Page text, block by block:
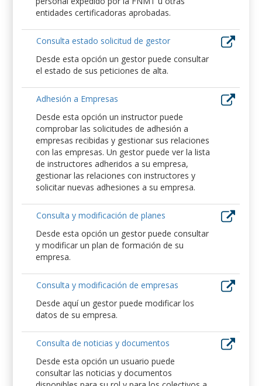
entidades certificadoras aprobadas.
Consulta estado solicitud de gestor
Desde esta opción un gestor puede consultar
el estado de sus peticiones de alta.
Adhesión a Empresas
Desde esta opción un instructor puede
comprobar las solicitudes de adhesión a
empresas recibidas y gestionar sus relaciones
con las empresas. Un gestor puede ver la lista
de instructores adheridos a su empresa,
gestionar las relaciones con instructores y
solicitar nuevas adhesiones a su empresa.
Consulta y modificación de planes
Desde esta opción un gestor puede consultar
y modificar un plan de formación de su
empresa.
Consulta y modificación de empresas
Desde aquí un gestor puede modificar los
datos de su empresa.
Consulta de noticias y documentos
Desde esta opción un usuario puede
consultar las noticias y documentos